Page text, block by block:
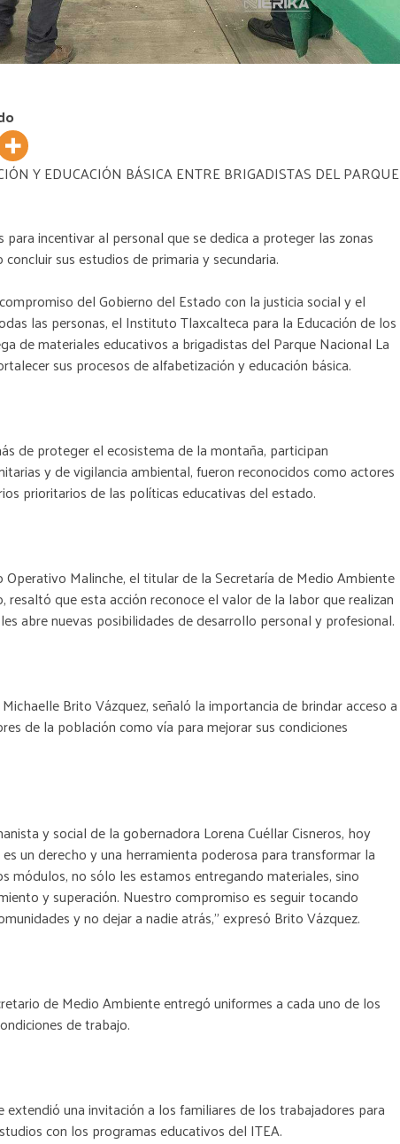
Y EDUCACIÓN BÁSICA ENTRE BRIGADISTAS DEL PARQUE
incentivar al personal que se dedica a proteger las zonas
sus estudios de primaria y secundaria.
del Gobierno del Estado con la justicia social y el
las personas, el Instituto Tlaxcalteca para la Educación de los
de materiales educativos a brigadistas del Parque Nacional La
sus procesos de alfabetización y educación básica.
de proteger el ecosistema de la montaña, participan
y de vigilancia ambiental, fueron reconocidos como actores
prioritarios de las políticas educativas del estado.
Operativo Malinche, el titular de la Secretaría de Medio Ambiente
resaltó que esta acción reconoce el valor de la labor que realizan
abre nuevas posibilidades de desarrollo personal y profesional.
Brito Vázquez, señaló la importancia de brindar acceso a
de la población como vía para mejorar sus condiciones
y social de la gobernadora Lorena Cuéllar Cisneros, hoy
un derecho y una herramienta poderosa para transformar la
módulos, no sólo les estamos entregando materiales, sino
y superación. Nuestro compromiso es seguir tocando
y no dejar a nadie atrás,” expresó Brito Vázquez.
de Medio Ambiente entregó uniformes a cada uno de los
de trabajo.
extendió una invitación a los familiares de los trabajadores para
con los programas educativos del ITEA.